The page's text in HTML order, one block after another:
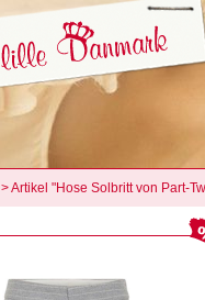
> Artikel "Hose Solbritt von Part-